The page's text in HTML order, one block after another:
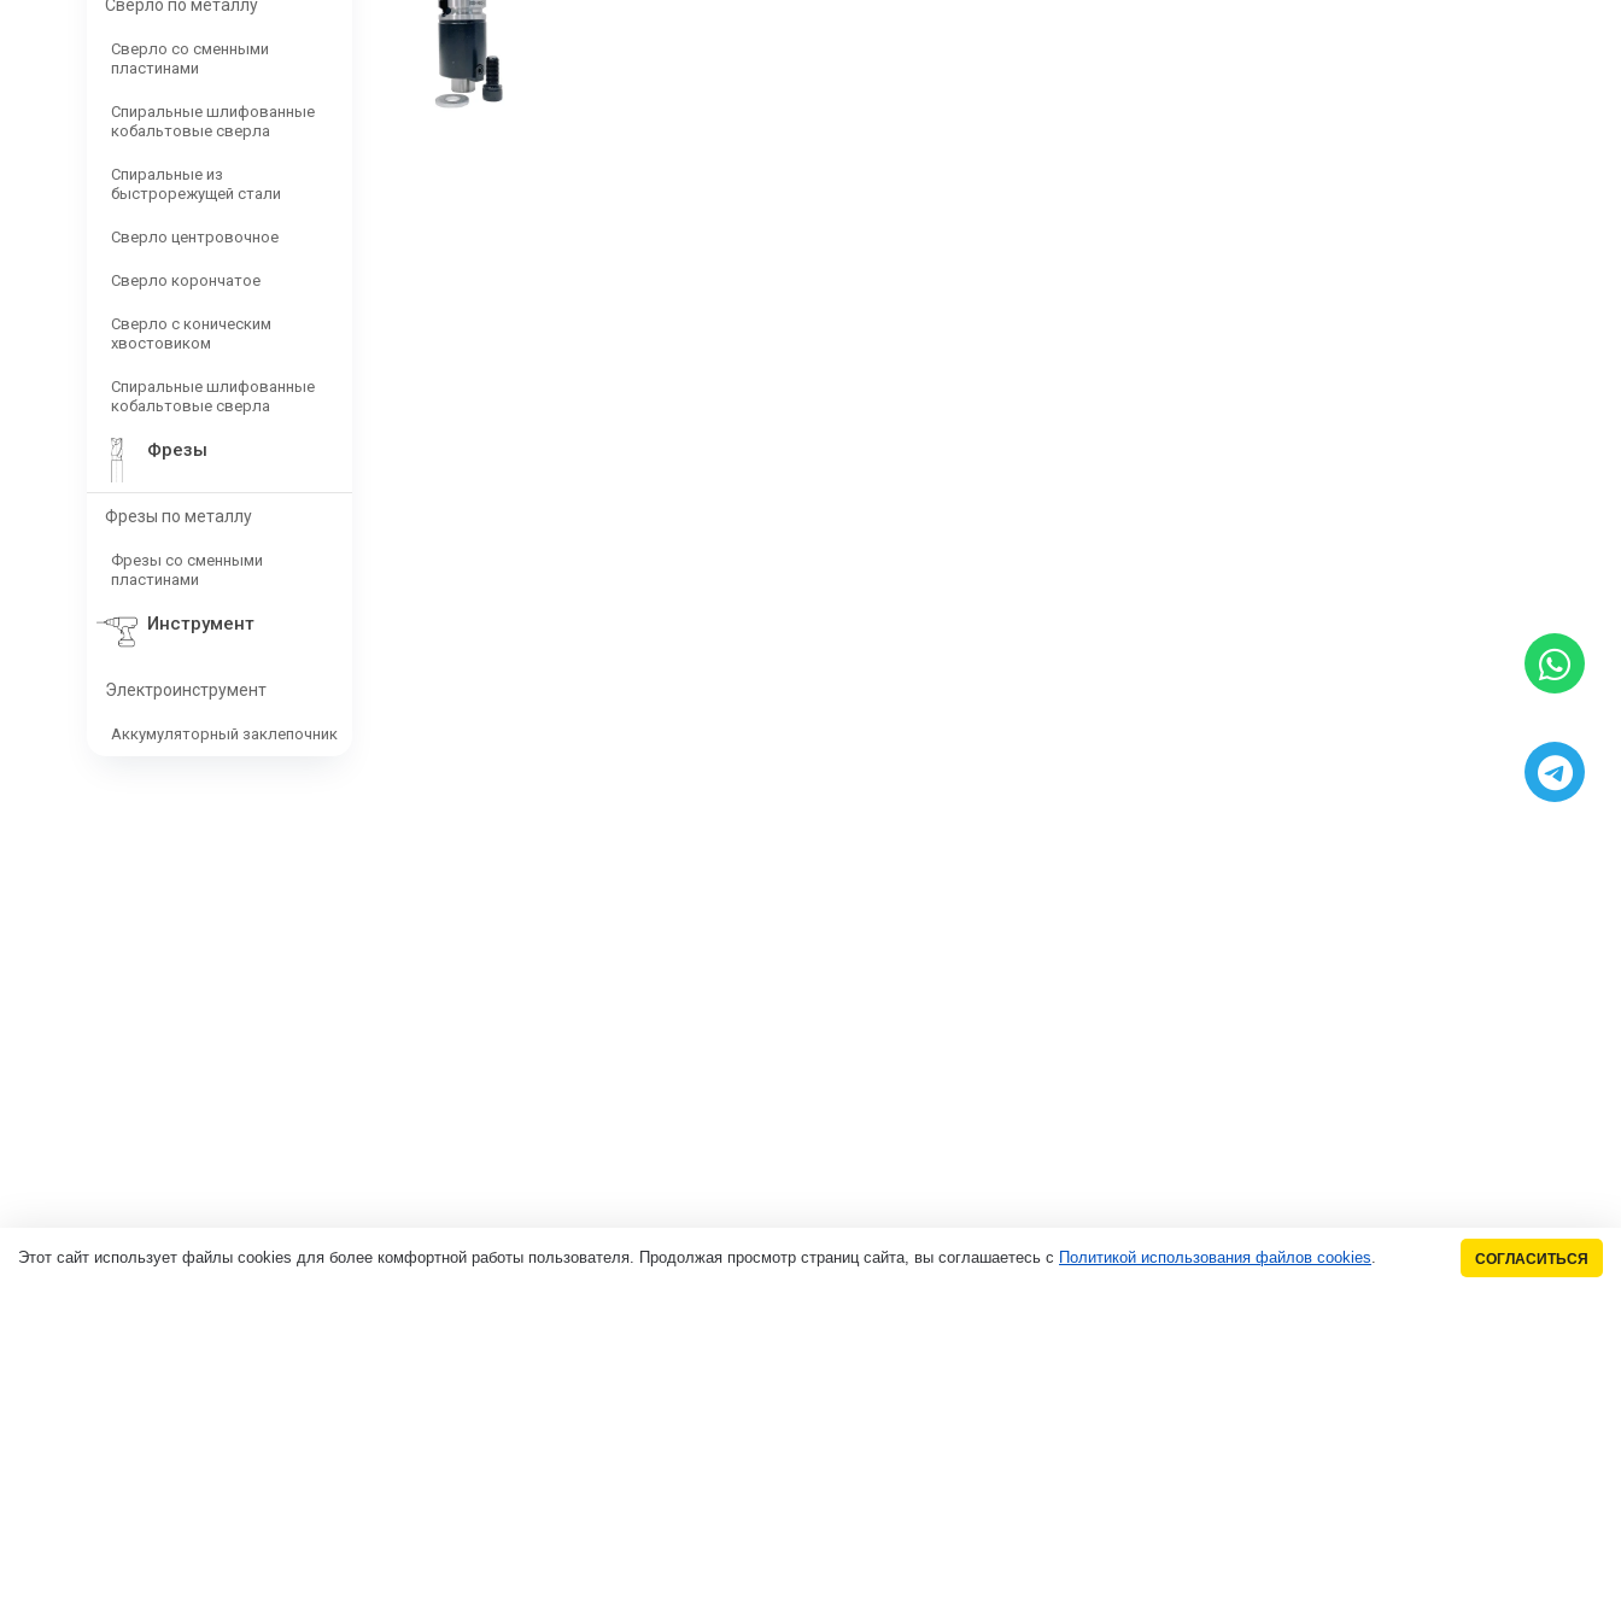
Сверло по металлу
Сверло со сменными
пластинами
Спиральные шлифованные
кобальтовые сверла
Спиральные из
быстрорежущей стали
Сверло центровочное
Сверло корончатое
Сверло с коническим
хвостовиком
Спиральные шлифованные
кобальтовые сверла
Фрезы
Фрезы по металлу
Фрезы со сменными
пластинами
Инструмент
Электроинструмент
Аккумуляторный заклепочник
Этот сайт использует файлы cookies для более комфортной работы пользователя. Продолжая просмотр страниц сайта, вы соглашаетесь с Политикой использования файлов cookies. СОГЛАСИТЬСЯ